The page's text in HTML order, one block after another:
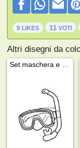
9 LIKES 11 VOTI
Altri disegni da